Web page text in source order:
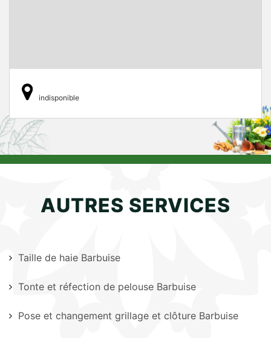
indisponible
AUTRES SERVICES
Taille de haie Barbuise
Tonte et réfection de pelouse Barbuise
Pose et changement grillage et clôture Barbuise